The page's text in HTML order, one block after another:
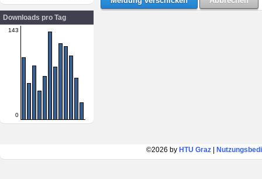
Downloads pro Tag
143
0
©2026 by HTU Graz|